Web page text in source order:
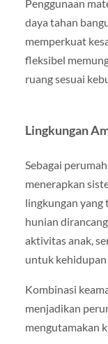
Penggunaan
daya tahan
memperkuat
fleksibel
ruang sesuai
Lingkungan
Sebagai
menerapkan
lingkungan yang
hunian
aktivitas anak,
untuk kehidupan
Kombinasi
menjadikan
mengutamakan